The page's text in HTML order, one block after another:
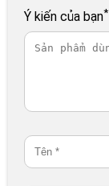
Ý kiến của bạn*